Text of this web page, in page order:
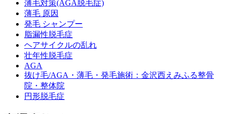
薄毛対策(AGA脱毛症)
薄毛 原因
発毛 シャンプー
脂漏性脱毛症
ヘアサイクルの乱れ
壮年性脱毛症
AGA
抜け毛/AGA・薄毛・発毛施術：金沢西えみふる整骨
院・整体院
円形脱毛症